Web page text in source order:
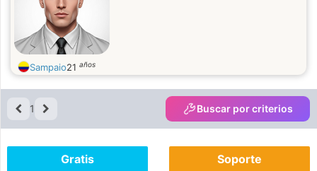
Sampaio21 años
1 Buscar por criterios
Gratis Soporte